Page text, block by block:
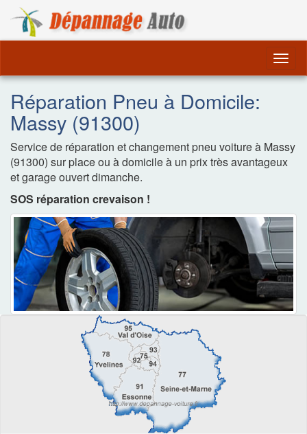
Réparation Pneu à Domicile:
Massy (91300)
Service de réparation et changement pneu voiture à Massy
(91300) sur place ou à domicile à un prix très avantageux
et garage ouvert dimanche.
SOS réparation crevaison !